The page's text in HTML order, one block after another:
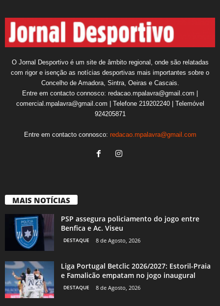
O Jornal Desportivo é um site de âmbito regional, onde são relatadas
com rigor e isenção as notícias desportivas mais importantes sobre o
Concelho de Amadora, Sintra, Oeiras e Cascais.
Entre em contacto connosco: redacao.mpalavra@gmail.com |
comercial.mpalavra@gmail.com | Telefone 219202240 | Telemóvel
924205871
Entre em contacto connosco: redacao.mpalavra@gmail.com
MAIS NOTÍCIAS
PSP assegura policiamento do jogo entre
Benfica e Ac. Viseu
DESTAQUE 8 de Agosto, 2026
Liga Portugal Betclic 2026/2027: Estoril-Praia
e Famalicão empatam no jogo inaugural
DESTAQUE 8 de Agosto, 2026